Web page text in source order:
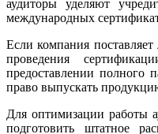
аудиторы уделяют
международных
Если компания
проведения
предоставлении полного
право выпускать
Для оптимизации работы
подготовить штатное